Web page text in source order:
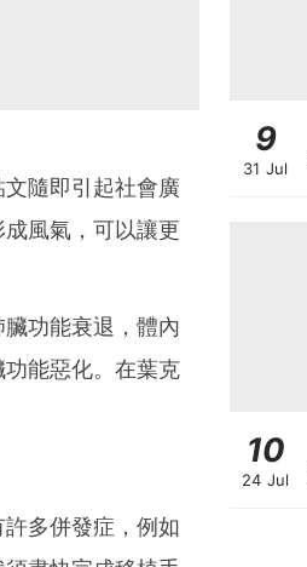
隨即引起社會廣
風氣，可以讓更
功能衰退，體內
能惡化。在葉克
多併發症，例如
9
31 Jul
10
24 Jul